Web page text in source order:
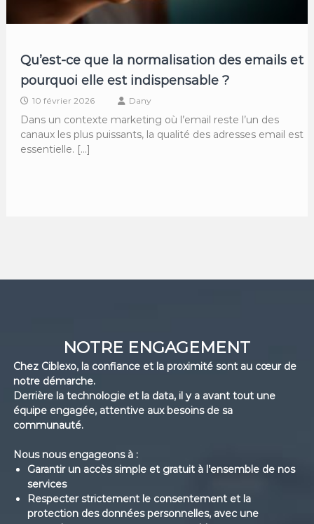
Qu’est-ce que la normalisation des emails et
pourquoi elle est indispensable ?
10 février 2026 Dany
Dans un contexte marketing où l’email reste l’un des
canaux les plus puissants, la qualité des adresses email est
essentielle. […]
NOTRE ENGAGEMENT
Chez Ciblexo, la confiance et la proximité sont au cœur de
notre démarche.
Derrière la technologie et la data, il y a avant tout une
équipe engagée, attentive aux besoins de sa
communauté.
Nous nous engageons à :
Garantir un accès simple et gratuit à l’ensemble de nos
services
Respecter strictement le consentement et la
protection des données personnelles, avec une